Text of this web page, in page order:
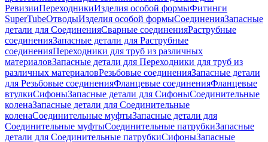
РевизииПереходникиИзделия особой формыФитинги
SuperTubeОтводыИзделия особой формыСоединенияЗапасные
детали для СоединенияСварные соединенияРаструбные
соединенияЗапасные детали для Раструбные
соединенияПереходники для труб из различных
материаловЗапасные детали для Переходники для труб из
различных материаловРезьбовые соединенияЗапасные детали
для Резьбовые соединенияФланцевые соединенияФланцевые
втулкиСифоныЗапасные детали для СифоныСоединительные
коленаЗапасные детали для Соединительные
коленаСоединительные муфтыЗапасные детали для
Соединительные муфтыСоединительные патрубкиЗапасные
детали для Соединительные патрубкиСифоныЗапасные